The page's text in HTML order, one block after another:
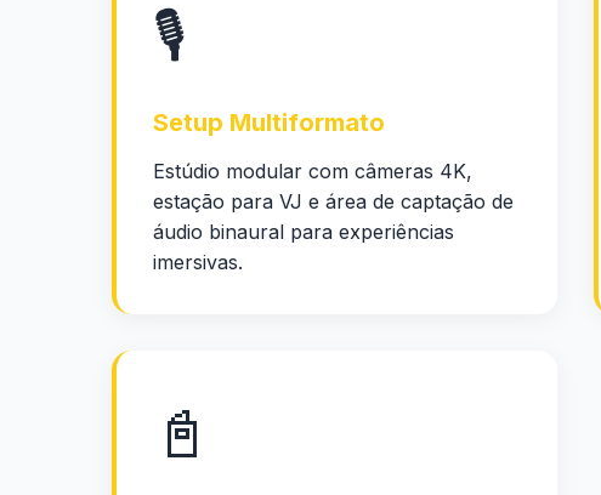
🎙️
Setup Multiformato
Estúdio modular com câmeras 4K,
estação para VJ e área de captação de
áudio binaural para experiências
imersivas.
📓